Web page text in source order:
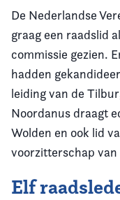
De Nederlandse
graag een raadslid
commissie gezien.
hadden
leiding van de
Noordanus draagt
Wolden en ook lid
voorzitterschap van
Elf